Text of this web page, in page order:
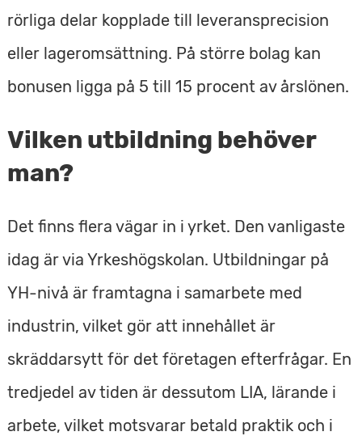
rörliga delar kopplade till leveransprecision
eller lageromsättning. På större bolag kan
bonusen ligga på 5 till 15 procent av årslönen.
Vilken utbildning behöver
man?
Det finns flera vägar in i yrket. Den vanligaste
idag är via Yrkeshögskolan. Utbildningar på
YH-nivå är framtagna i samarbete med
industrin, vilket gör att innehållet är
skräddarsytt för det företagen efterfrågar. En
tredjedel av tiden är dessutom LIA, lärande i
arbete, vilket motsvarar betald praktik och i